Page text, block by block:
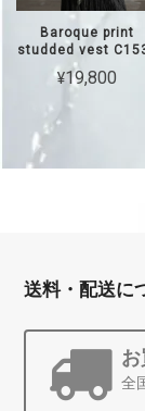
Baroque print
studded vest
¥19,800
送料・配送に
全